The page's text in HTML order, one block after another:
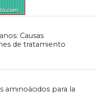
Causas
de tratamiento
aminoácidos para la